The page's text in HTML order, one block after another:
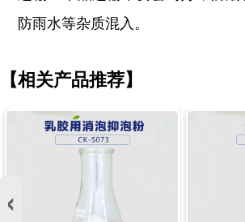
防雨水等杂质混入。
【相关产品推荐】